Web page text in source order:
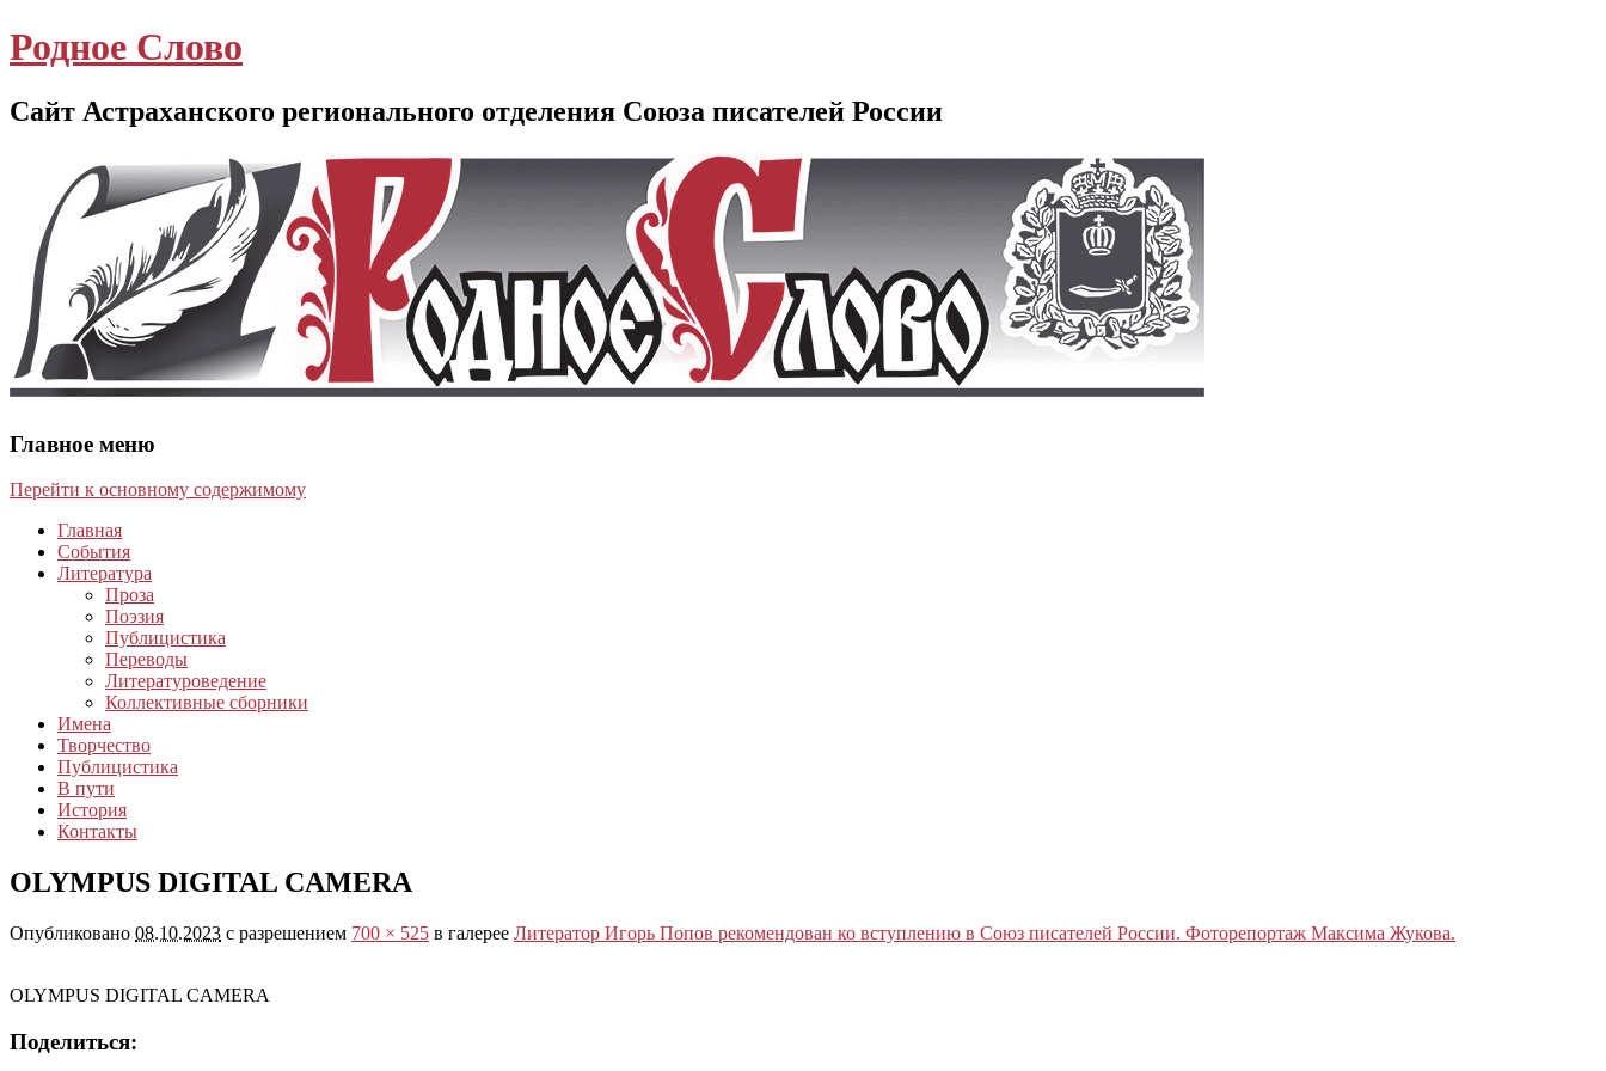
Родное Слово
Сайт Астраханского регионального отделения Союза писателей России
Главное меню
Перейти к основному содержимому
Главная
События
Литература
Проза
Поэзия
Публицистика
Переводы
Литературоведение
Коллективные сборники
Имена
Творчество
Публицистика
В пути
История
Контакты
OLYMPUS DIGITAL CAMERA
Опубликовано 08.10.2023 с разрешением 700 × 525 в галерее Литератор Игорь Попов рекомендован ко вступлению в Союз писателей России. Фоторепортаж Максима Жукова.
OLYMPUS DIGITAL CAMERA
Поделиться: